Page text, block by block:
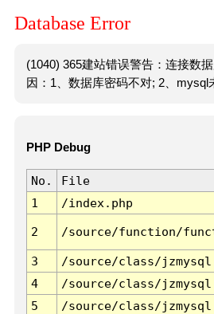
Database Error
(1040) 365建站错误警告：连接数
因：1、数据库密码不对; 2、mysql
PHP Debug
No. File
1
/index.php
2 /source/function/
3 /source/class/
4
/source/class/
5
/source/class/